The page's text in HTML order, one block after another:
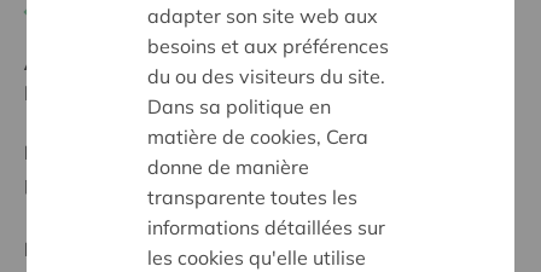
Ambition:
Une société solidaire et respectueuse, sans
barrières
Programme:
Offrir à tous les mêmes chances de
participer à part entière, égale et active à la société
Projet régional
adapter son site web aux
besoins et aux préférences
du ou des visiteurs du site.
Dans sa politique en
matière de cookies, Cera
donne de manière
transparente toutes les
informations détaillées sur
les cookies qu'elle utilise